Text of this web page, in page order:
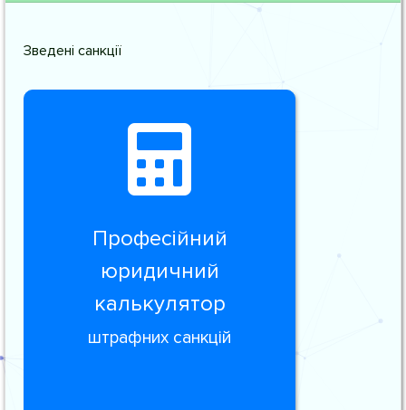
Зведені санкції
Професійний
юридичний
калькулятор
штрафних санкцій